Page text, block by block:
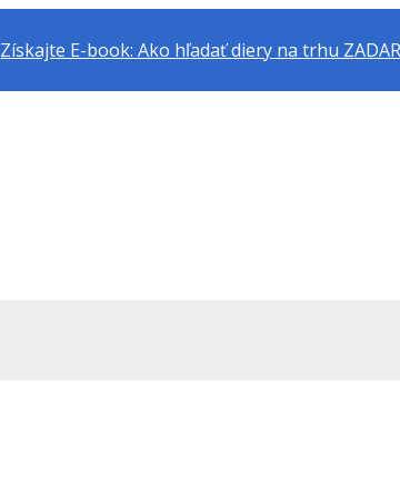
Získajte E-book: Ako hľadať diery na trhu